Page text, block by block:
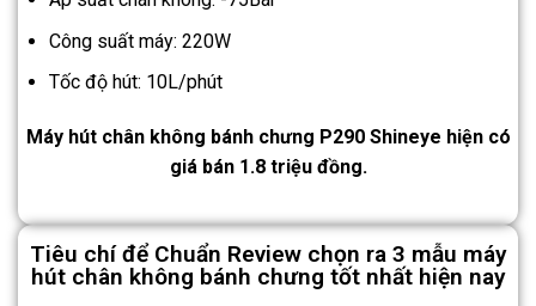
Công suất máy: 220W
Tốc độ hút: 10L/phút
Máy hút chân không bánh chưng P290 Shineye hiện có
giá bán 1.8 triệu đồng.
Tiêu chí để Chuẩn Review chọn ra 3 mẫu máy
hút chân không bánh chưng tốt nhất hiện nay